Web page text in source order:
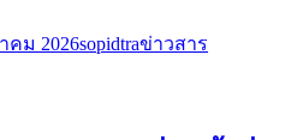
คม 2026sopidtraข่าวสาร